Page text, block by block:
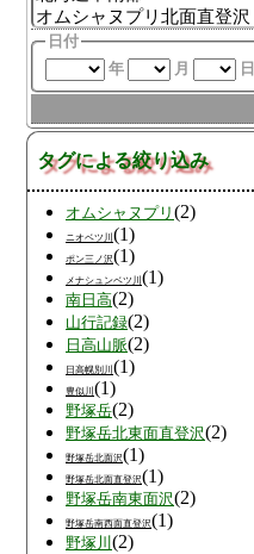
日付
年
月 日
タグによる絞り込み
オムシャヌプリ (2)
ニオベツ川 (1)
ポン三ノ沢(1)
メナシュンベツ川 (1)
南日高(2)
山行記録(2)
日高山脈(2)
日高幌別川 (1)
豊似川 (1)
野塚岳(2)
野塚岳北東面直登沢(2)
野塚岳北面沢(1)
野塚岳北面直登沢(1)
野塚岳南東面沢(2)
野塚岳南西面直登沢(1)
野塚川 (2)